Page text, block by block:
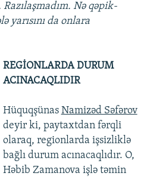
Razılaşmadım. Nə qəpik-
yarısını da onlara
REGİONLARDA DURUM
ACINACAQLIDIR
Hüquqşünas Namizəd Səfərov
deyir ki, paytaxtdan fərqli
olaraq, regionlarda işsizliklə
bağlı durum acınacaqlıdır. O,
Həbib Zamanova işlə təmin